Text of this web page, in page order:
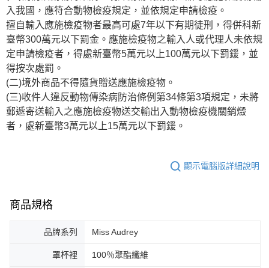
入我國，應符合動物檢疫規定，並依規定申請檢疫。
擅自輸入應施檢疫物者最高可處7年以下有期徒刑，得併科新
臺幣300萬元以下罰金。應施檢疫物之輸入人或代理人未依規
定申請檢疫者，得處新臺幣5萬元以上100萬元以下罰鍰，並
得按次處罰。
(二)境外商品不得隨貨贈送應施檢疫物。
(三)收件人違反動物傳染病防治條例第34條第3項規定，未將
郵遞寄送輸入之應施檢疫物送交輸出入動物檢疫機關銷燬
者，處新臺幣3萬元以上15萬元以下罰鍰。
顯示電腦版詳細說明
商品規格
品牌系列 Miss Audrey
罩杯裡 100％聚酯纖維